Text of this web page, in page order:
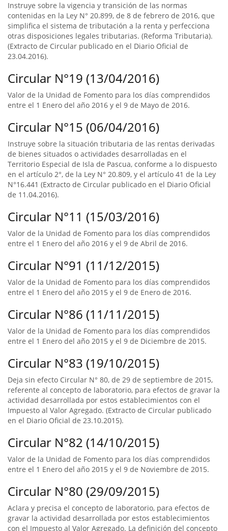
Instruye sobre la vigencia y transición de las normas
contenidas en la Ley N° 20.899, de 8 de febrero de 2016, que
simplifica el sistema de tributación a la renta y perfecciona
otras disposiciones legales tributarias. (Reforma Tributaria).
(Extracto de Circular publicado en el Diario Oficial de
23.04.2016).
Circular N°19 (13/04/2016)
Valor de la Unidad de Fomento para los días comprendidos
entre el 1 Enero del año 2016 y el 9 de Mayo de 2016.
Circular N°15 (06/04/2016)
Instruye sobre la situación tributaria de las rentas derivadas
de bienes situados o actividades desarrolladas en el
Territorio Especial de Isla de Pascua, conforme a lo dispuesto
en el artículo 2°, de la Ley N° 20.809, y el artículo 41 de la Ley
N°16.441 (Extracto de Circular publicado en el Diario Oficial
de 11.04.2016).
Circular N°11 (15/03/2016)
Valor de la Unidad de Fomento para los días comprendidos
entre el 1 Enero del año 2016 y el 9 de Abril de 2016.
Circular N°91 (11/12/2015)
Valor de la Unidad de Fomento para los días comprendidos
entre el 1 Enero del año 2015 y el 9 de Enero de 2016.
Circular N°86 (11/11/2015)
Valor de la Unidad de Fomento para los días comprendidos
entre el 1 Enero del año 2015 y el 9 de Diciembre de 2015.
Circular N°83 (19/10/2015)
Deja sin efecto Circular N° 80, de 29 de septiembre de 2015,
referente al concepto de laboratorio, para efectos de gravar la
actividad desarrollada por estos establecimientos con el
Impuesto al Valor Agregado. (Extracto de Circular publicado
en el Diario Oficial de 23.10.2015).
Circular N°82 (14/10/2015)
Valor de la Unidad de Fomento para los días comprendidos
entre el 1 Enero del año 2015 y el 9 de Noviembre de 2015.
Circular N°80 (29/09/2015)
Aclara y precisa el concepto de laboratorio, para efectos de
gravar la actividad desarrollada por estos establecimientos
con el Impuesto al Valor Agregado. La definición del concepto